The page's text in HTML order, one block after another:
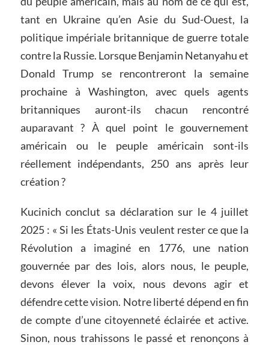
tant en Ukraine qu’en Asie du Sud-Ouest, la
politique impériale britannique de guerre totale
contre la Russie. Lorsque Benjamin Netanyahu et
Donald Trump se rencontreront la semaine
prochaine à Washington, avec quels agents
britanniques auront-ils chacun rencontré
auparavant ? À quel point le gouvernement
américain ou le peuple américain sont-ils
réellement indépendants, 250 ans après leur
création ?
Kucinich conclut sa déclaration sur le 4 juillet
2025 : « Si les États-Unis veulent rester ce que la
Révolution a imaginé en 1776, une nation
gouvernée par des lois, alors nous, le peuple,
devons élever la voix, nous devons agir et
défendre cette vision. Notre liberté dépend en fin
de compte d’une citoyenneté éclairée et active.
Sinon, nous trahissons le passé et renonçons à